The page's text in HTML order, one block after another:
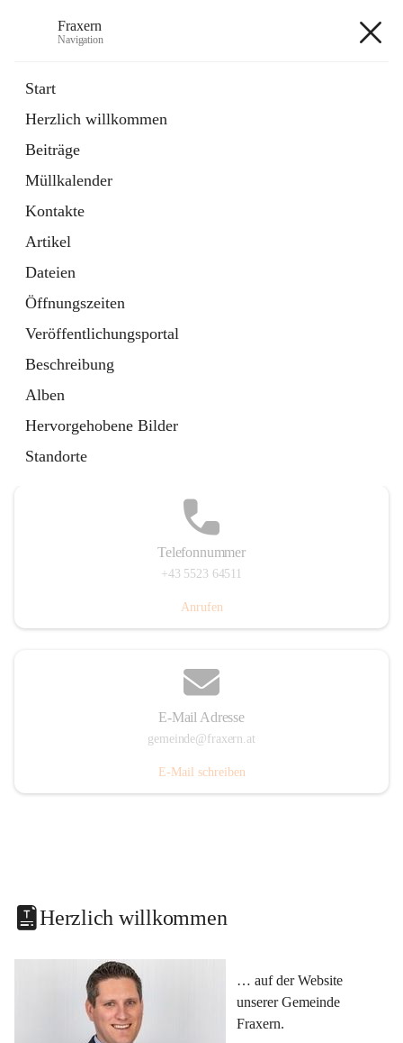
Fraxern
Navigation
Start
Herzlich willkommen
Beiträge
Müllkalender
Kontakte
Artikel
Dateien
Öffnungszeiten
Veröffentlichungsportal
Beschreibung
Alben
Hervorgehobene Bilder
Standorte
Ordner
in
Tab
Formulare
Artikel
öffnet
in
neuem
Tab
Telefonnummer
+43 5523 64511
Anrufen
E-Mail Adresse
gemeinde@fraxern.at
E-Mail schreiben
Herzlich willkommen
… auf der Website
unserer Gemeinde
Fraxern.